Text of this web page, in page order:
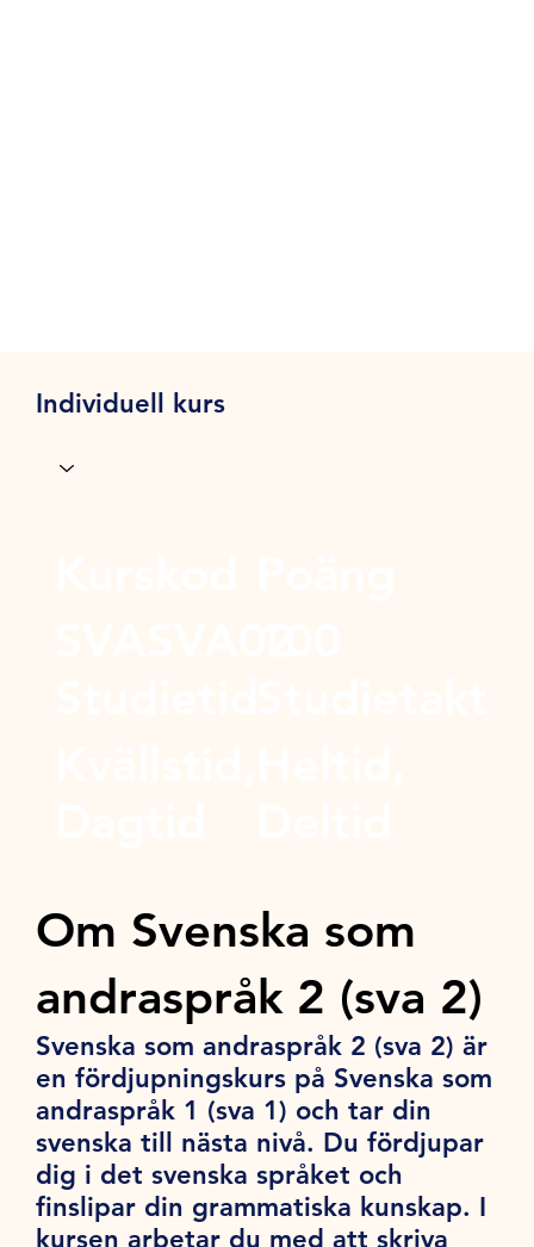
Individuell kurs
Om Svenska som
andraspråk 2 (sva 2)
Svenska som andraspråk 2 (sva 2) är
en fördjupningskurs på Svenska som
andraspråk 1 (sva 1) och tar din
svenska till nästa nivå. Du fördjupar
dig i det svenska språket och
finslipar din grammatiska kunskap. I
kursen arbetar du med att skriva